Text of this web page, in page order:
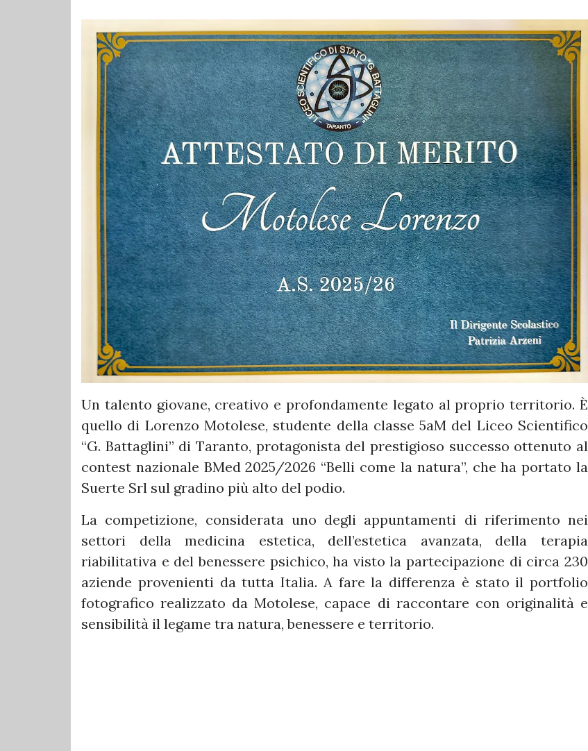
Un talento giovane, creativo e profondamente legato al proprio territorio. È
quello di Lorenzo Motolese, studente della classe 5aM del Liceo Scientifico
“G. Battaglini” di Taranto, protagonista del prestigioso successo ottenuto al
contest nazionale BMed 2025/2026 “Belli come la natura”, che ha portato la
Suerte Srl sul gradino più alto del podio.
La competizione, considerata uno degli appuntamenti di riferimento nei
settori della medicina estetica, dell’estetica avanzata, della terapia
riabilitativa e del benessere psichico, ha visto la partecipazione di circa 230
aziende provenienti da tutta Italia. A fare la differenza è stato il portfolio
fotografico realizzato da Motolese, capace di raccontare con originalità e
sensibilità il legame tra natura, benessere e territorio.